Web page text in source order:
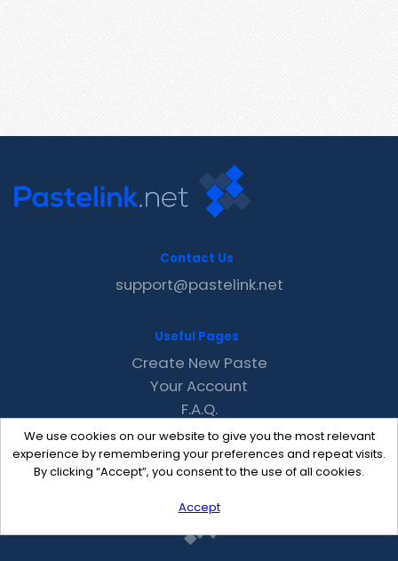
We use cookies on our website to give you the most relevant
experience by remembering your preferences and repeat visits.
By clicking “Accept”, you consent to the use of all cookies.
Accept
Contact Us
support@pastelink.net
Useful Pages
Create New Paste
Your Account
F.A.Q.
Recent
Contact